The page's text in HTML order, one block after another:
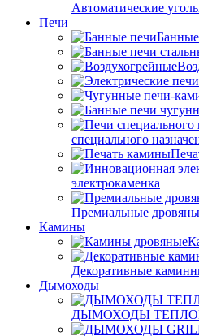
Автоматические
Печи
специального
электрокаменка
Премиальные
Камины
Декоративные
Дымоходы
ДЫМОХОДЫ